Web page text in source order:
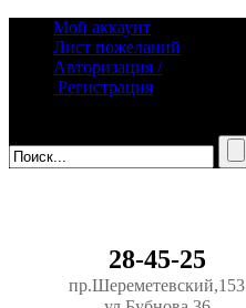
Мой аккаунт
Лист пожеланий
Авторизация /
Регистрация
28-45-25
пр.Шереметевский,153